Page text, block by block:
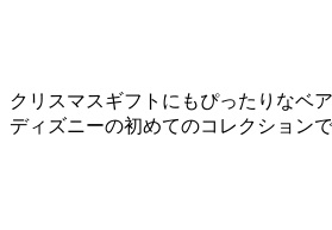
クリスマスギフトにもぴったりなベ
ディズニーの初めてのコレクションで